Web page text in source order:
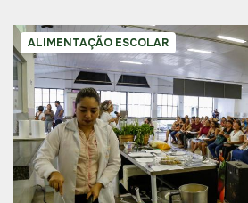
ALIMENTAÇÃO ESCOLAR